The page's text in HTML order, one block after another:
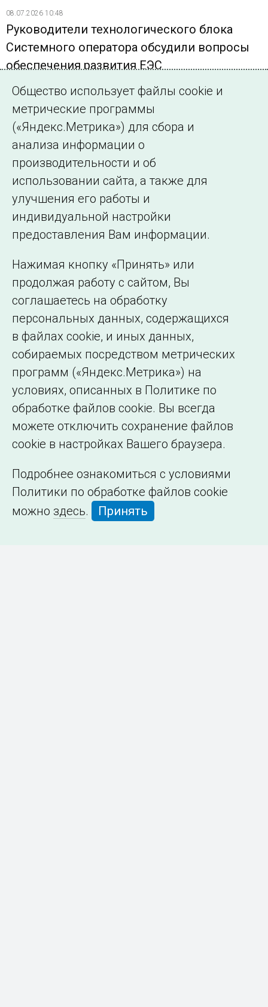
08.07.2026 10:48
Руководители технологического блока
Системного оператора обсудили вопросы
обеспечения развития ЕЭС
Системный оператор проведет обучающий
вебинар по подаче сведений о
техприсоединении через Портал
перспективного развития
©2005–2026 АО «СО ЕЭС»
Филиалы и
представительства
образовательной
организации
Общество использует файлы cookie и
метрические программы
(«Яндекс.Метрика») для сбора и
анализа информации о
производительности и об
использовании сайта, а также для
улучшения его работы и
индивидуальной настройки
предоставления Вам информации.
Нажимая кнопку «Принять» или
продолжая работу с сайтом, Вы
соглашаетесь на обработку
персональных данных, содержащихся
в файлах cookie, и иных данных,
собираемых посредством метрических
программ («Яндекс.Метрика») на
условиях, описанных в Политике по
обработке файлов cookie. Вы всегда
можете отключить сохранение файлов
cookie в настройках Вашего браузера.
Подробнее ознакомиться с условиями
Политики по обработке файлов cookie
можно здесь. Принять